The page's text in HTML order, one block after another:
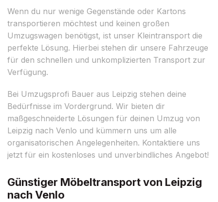
Wenn du nur wenige Gegenstände oder Kartons
transportieren möchtest und keinen großen
Umzugswagen benötigst, ist unser Kleintransport die
perfekte Lösung. Hierbei stehen dir unsere Fahrzeuge
für den schnellen und unkomplizierten Transport zur
Verfügung.
Bei Umzugsprofi Bauer aus Leipzig stehen deine
Bedürfnisse im Vordergrund. Wir bieten dir
maßgeschneiderte Lösungen für deinen Umzug von
Leipzig nach Venlo und kümmern uns um alle
organisatorischen Angelegenheiten. Kontaktiere uns
jetzt für ein kostenloses und unverbindliches Angebot!
Günstiger Möbeltransport von Leipzig
nach Venlo